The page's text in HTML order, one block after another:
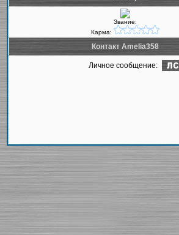
Звание:
Карма:
Контакт Amelia358
Личное сообщение: